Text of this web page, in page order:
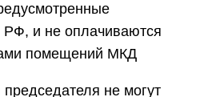
и не оплачиваются
помещений МКД
не могут